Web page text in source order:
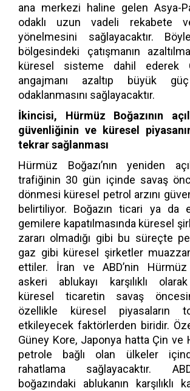
ana merkezi haline gelen Asya-
odaklı uzun vadeli rekabete
yönelmesini sağlayacaktır.
bölgesindeki çatışmanın
küresel sisteme dahil ederek
angajmanı azaltıp büyük
odaklanmasını sağlayacaktır.
İkincisi, Hürmüz Boğazının
güvenliğinin ve küresel
tekrar sağlanması
Hürmüz Boğazı’nın yeniden
trafiğinin 30 gün içinde savaş
dönmesi küresel petrol arzını
belirtiliyor. Boğazın ticari ya da
gemilere kapatılmasında küresel
zararı olmadığı gibi bu süreçte
gaz gibi küresel şirketler
ettiler. İran ve ABD’nin Hürmüz
askeri ablukayı karşılıklı olarak
küresel ticaretin savaş
özellikle küresel piyasaların
etkileyecek faktörlerden biridir.
Güney Kore, Japonya hatta Çin ve
petrole bağlı olan ülkeler
rahatlama sağlayacaktır.
boğazındaki ablukanın karşılıklı